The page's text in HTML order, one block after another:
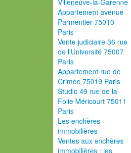
Villeneuve-la-Garenne
Appartement avenue
Parmentier 75010
Paris
Vente judiciaire 36 rue
de l'Université 75007
Paris
Appartement rue de
Crimée 75019 Paris
Studio 49 rue de la
Folie Méricourt 75011
Paris
Les enchères
immobilières
Ventes aux enchères
immobilières : les